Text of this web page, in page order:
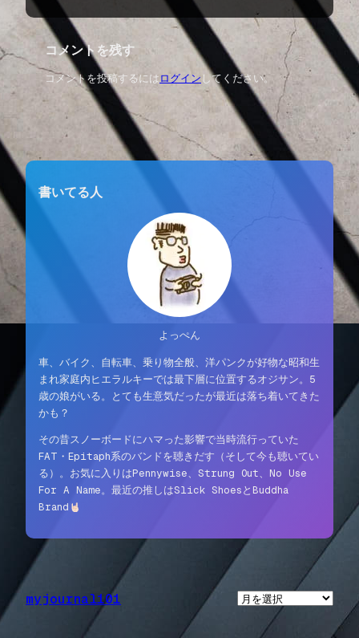
コメントを残す
コメントを投稿するには ログイン してください。
書いてる人
よっぺん
車、バイク、自転車、乗り物全般、洋パンクが好物な昭和生
まれ家庭内ヒエラルキーでは最下層に位置するオジサン。5
歳の娘がいる。とても生意気だったが最近は落ち着いてきた
かも？
その昔スノーボードにハマった影響で当時流行っていた
FAT・Epitaph系のバンドを聴きだす（そして今も聴いてい
る）。お気に入りはPennywise、Strung Out、No Use
For A Name。最近の推しはSlick ShoesとBuddha
Brand
myjournal101
ア